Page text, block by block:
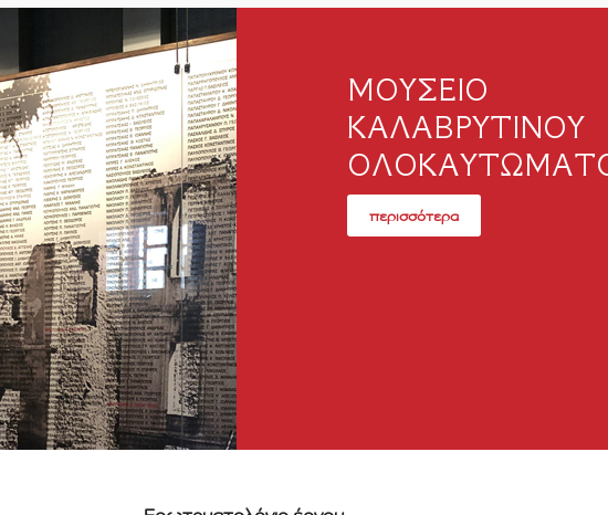
ΜΟΥΣΕΙΟ
ΚΑΛΑΒΡΥΤΙΝΟΥ
περισσότερα